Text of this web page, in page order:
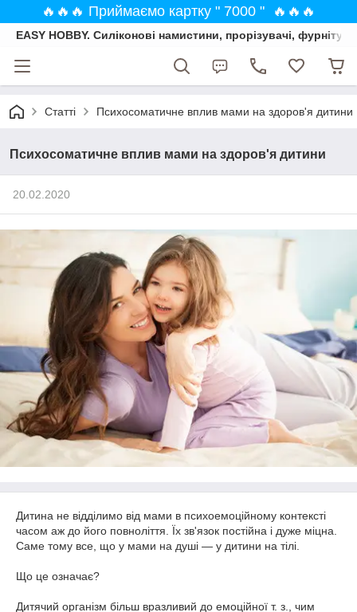
🔥🔥🔥 Приймаємо картку " 7000 " 🔥🔥🔥
EASY HOBBY. Силіконові намистини, прорізувачі,
Статті Психосоматичне вплив мами на здоров'я дитини
Психосоматичне вплив мами на здоров'я дитини
20.02.2020
Дитина не відділимо від мами в психоемоційному контексті
часом аж до його повноліття. Їх зв'язок постійна і дуже міцна.
Саме тому все, що у мами на душі — у дитини на тілі.
Що це означає?
Дитячий організм більш вразливий до емоційної т. з., чим